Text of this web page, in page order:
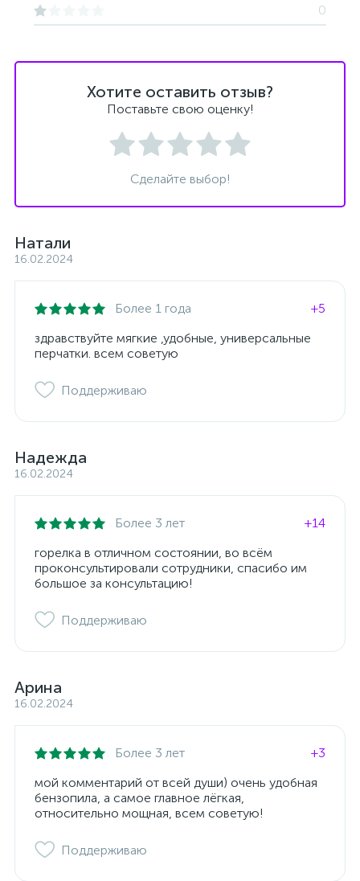
Хотите оставить отзыв?
Поставьте свою оценку!
Сделайте выбор!
Натали
16.02.2024
Более 1 года
+5
здравствуйте мягкие ,удобные, универсальные
перчатки. всем советую
Поддерживаю
Надежда
16.02.2024
Более 3 лет
+14
горелка в отличном состоянии, во всём
проконсультировали сотрудники, спасибо им
большое за консультацию!
Поддерживаю
Арина
16.02.2024
Более 3 лет
+3
мой комментарий от всей души) очень удобная
бензопила, а самое главное лёгкая,
относительно мощная, всем советую!
Поддерживаю
0